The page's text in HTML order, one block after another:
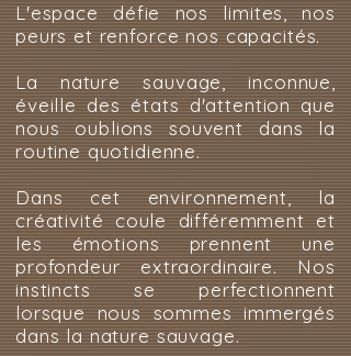
L'espace défie nos limites, nos
peurs et renforce nos capacités.
La nature sauvage, inconnue,
éveille des états d'attention que
nous oublions souvent dans la
routine quotidienne.
Dans cet environnement, la
créativité coule différemment et
les émotions prennent une
profondeur extraordinaire. Nos
instincts se perfectionnent
lorsque nous sommes immergés
dans la nature sauvage.